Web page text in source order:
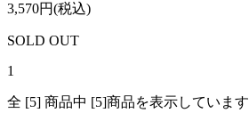
3,570円(税込)
SOLD OUT
1
全 [5] 商品中 [5]商品を表示しています